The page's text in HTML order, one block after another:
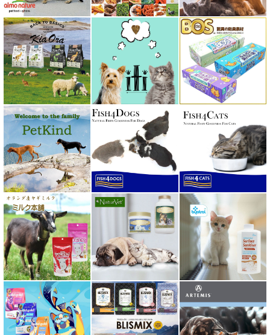
ベッツソリューション VetSolution
ベッツラボ Vets Labo
ペットカインド PetKind
ペトコト PETOKOTO
ホワイトフォックス
ボンショーズペット bonnechose pet
ママクック
ミャウ MEOW
ミャオイングヘッズ MEOWING HEADS
ミルク本舗
ムーラムーラ Moora Moora
ルイトモ RUITOMO
ロザイボトル